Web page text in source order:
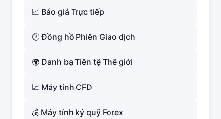
📈 Báo giá Trực tiếp
🕐 Đồng hồ Phiên Giao dịch
🌍 Danh bạ Tiền tệ Thế giới
📈 Máy tính CFD
💰 Máy tính ký quỹ Forex